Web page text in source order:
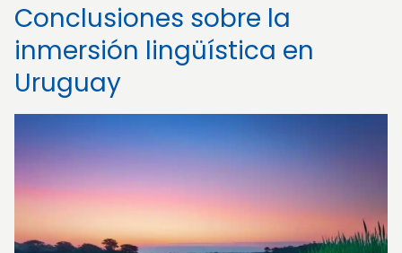
Conclusiones sobre la
inmersión lingüística en
Uruguay